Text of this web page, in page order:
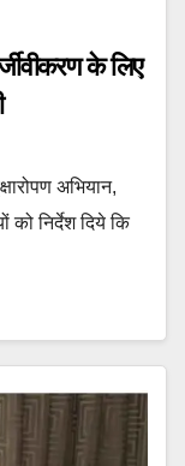
के लिए
अभियान,
निर्देश दिये कि